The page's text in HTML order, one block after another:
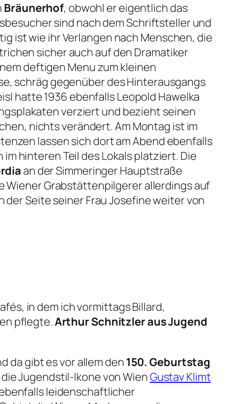
Bräunerhof, obwohl er eigentlich das
sind nach dem Schriftsteller und
ist wie ihr Verlangen nach Menschen, die
sicher auch auf den Dramatiker
deftigen Menu zum kleinen
schräg gegenüber des Hinterausgangs
hatte 1936 ebenfalls Leopold Hawelka
verziert und bezieht seinen
nichts verändert. Am Montag ist im
lassen sich dort am Abend ebenfalls
hinteren Teil des Lokals platziert. Die
an der Simmeringer Hauptstraße
Wiener Grabstättenpilgerer allerdings auf
der Seite seiner Frau Josefine weiter von
in dem ich vormittags Billard,
pflegte.Arthur Schnitzler aus Jugend
da gibt es vor allem den 150. Geburtstag
Jugendstil-Ikone von WienGustav Klimt
leidenschaftlicher